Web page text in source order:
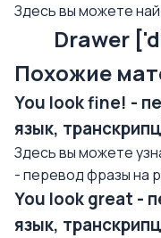
Здесь вы можете
Drawer
Похожие
You look fine! -
язык,
Здесь вы можете
- перевод фразы на
You look great -
язык,